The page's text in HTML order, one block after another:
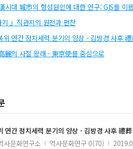
시대 城市의 형성원인에 대한 연구: GIS를 이
기 』직관지의 원전과 편찬
위 연간 정치세력 분기의 양상 - 김방경 사후
麗의 사절 왕래 - 東京使를 중심으로
연간 정치세력 분기의 양상 - 김방경 사후 禮
사문화연구소 역사문화연구 0(70)